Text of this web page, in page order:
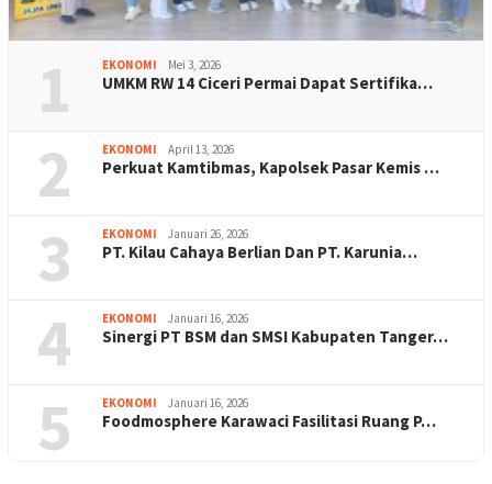
1 EKONOMI Mei 3, 2026
UMKM RW 14 Ciceri Permai Dapat Sertifika…
2 EKONOMI April 13, 2026
Perkuat Kamtibmas, Kapolsek Pasar Kemis …
3 EKONOMI Januari 26, 2026
PT. Kilau Cahaya Berlian Dan PT. Karunia…
4 EKONOMI Januari 16, 2026
Sinergi PT BSM dan SMSI Kabupaten Tanger…
5 EKONOMI Januari 16, 2026
Foodmosphere Karawaci Fasilitasi Ruang P…